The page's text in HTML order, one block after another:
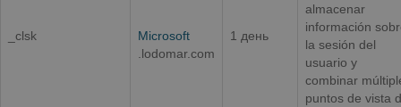
_clsk
Microsoft
.lodomar.com
1 день
almacenar
información
la sesión del
usuario y
combinar
puntos de vista